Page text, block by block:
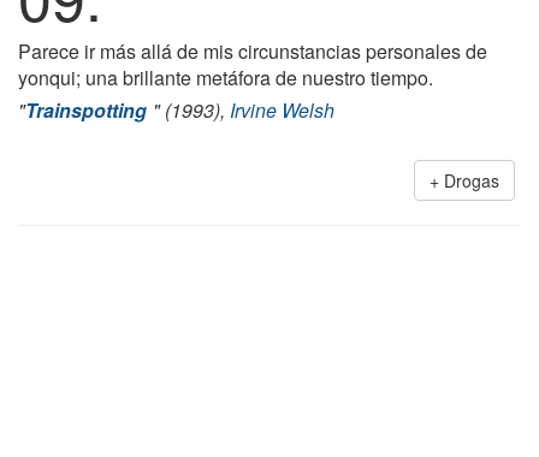
Parece ir más allá de mis circunstancias personales de
yonqui; una brillante metáfora de nuestro tiempo.
"Trainspotting " (1993), Irvine Welsh
Drogas